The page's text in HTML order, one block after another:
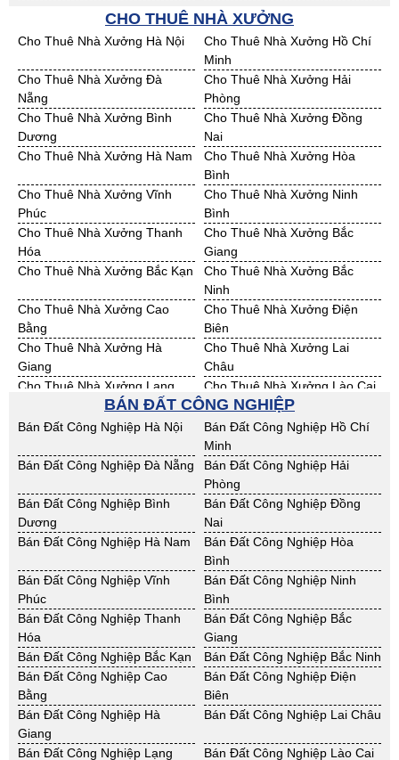
Bán Đất KCN Nghệ An
Bán Đất KCN Ninh Thuận
Bán Đất KCN Phú Yên
Bán Đất KCN Quảng Bình
Bán Đất KCN Quảng Nam
Bán Đất KCN Quảng Ngãi
Bán Đất KCN Bà Rịa - VT
Bán Đất KCN Cần Thơ
Bán Đất KCN An Giang
Bán Đất KCN Bạc Liêu
Bán Đất KCN Bến Tre
Bán Đất KCN Bình Phước
Bán Đất KCN Cà Mau
Bán Đất KCN Đồng Tháp
Bán Đất KCN Hậu Giang
Bán Đất KCN Kiên Giang
Bán Đất KCN Long An
Bán Đất KCN Sóc Trăng
Bán Đất KCN Tây Ninh
Bán Đất KCN Tiền Giang
Bán Đất KCN Trà Vinh
Bán Đất KCN Vĩnh Long
Bán Đất KCN Hải Dương
Bán Đất KCN Hưng Yên
Bán Đất KCN Quảng Ninh
CHO THUÊ NHÀ XƯỞNG
Cho Thuê Nhà Xưởng Hà Nội
Cho Thuê Nhà Xưởng Hồ Chí
Minh
Cho Thuê Nhà Xưởng Đà
Nẵng
Cho Thuê Nhà Xưởng Hải
Phòng
Cho Thuê Nhà Xưởng Bình
Dương
Cho Thuê Nhà Xưởng Đồng
Nai
Cho Thuê Nhà Xưởng Hà Nam
Cho Thuê Nhà Xưởng Hòa
Bình
Cho Thuê Nhà Xưởng Vĩnh
Phúc
Cho Thuê Nhà Xưởng Ninh
Bình
Cho Thuê Nhà Xưởng Thanh
Hóa
Cho Thuê Nhà Xưởng Bắc
Giang
Cho Thuê Nhà Xưởng Bắc Kạn
Cho Thuê Nhà Xưởng Bắc
Ninh
Cho Thuê Nhà Xưởng Cao
Bằng
Cho Thuê Nhà Xưởng Điện
Biên
Cho Thuê Nhà Xưởng Hà
Giang
Cho Thuê Nhà Xưởng Lai
Châu
Cho Thuê Nhà Xưởng Lạng
Cho Thuê Nhà Xưởng Lào Cai
Cho Thuê Nhà Xưởng Nam
Cho Thuê Nhà Xưởng Phú Thọ
Cho Thuê Nhà Xưởng Sơn La
Cho Thuê Nhà Xưởng Thái
Bình
Cho Thuê Nhà Xưởng Thái
Nguyên
Cho Thuê Nhà Xưởng Tuyên
Quang
Cho Thuê Nhà Xưởng Yên Bái
Cho Thuê Nhà Xưởng Thừa T.
Huế
Cho Thuê Nhà Xưởng Khánh
Hoà
Cho Thuê Nhà Xưởng Lâm
Đồng
Cho Thuê Nhà Xưởng Bình
Định
Cho Thuê Nhà Xưởng Bình
Thuận
Cho Thuê Nhà Xưởng Đăk
Nông
Cho Thuê Nhà Xưởng ĐắkLắk
Cho Thuê Nhà Xưởng Gia Lai
Cho Thuê Nhà Xưởng Hà Tĩnh
Cho Thuê Nhà Xưởng Kon
Tum
Cho Thuê Nhà Xưởng Nghệ An
Cho Thuê Nhà Xưởng Ninh
Cho Thuê Nhà Xưởng Phú Yên
BÁN ĐẤT CÔNG NGHIỆP
Bán Đất Công Nghiệp Hà Nội
Bán Đất Công Nghiệp Hồ Chí
Minh
Bán Đất Công Nghiệp Đà Nẵng
Bán Đất Công Nghiệp Hải
Phòng
Bán Đất Công Nghiệp Bình
Dương
Bán Đất Công Nghiệp Đồng
Nai
Bán Đất Công Nghiệp Hà Nam
Bán Đất Công Nghiệp Hòa
Bình
Bán Đất Công Nghiệp Vĩnh
Phúc
Bán Đất Công Nghiệp Ninh
Bình
Bán Đất Công Nghiệp Thanh
Hóa
Bán Đất Công Nghiệp Bắc
Giang
Bán Đất Công Nghiệp Bắc Kạn
Bán Đất Công Nghiệp Bắc Ninh
Bán Đất Công Nghiệp Cao
Bằng
Bán Đất Công Nghiệp Điện
Biên
Bán Đất Công Nghiệp Hà
Giang
Bán Đất Công Nghiệp Lai Châu
Bán Đất Công Nghiệp Lạng
Bán Đất Công Nghiệp Lào Cai